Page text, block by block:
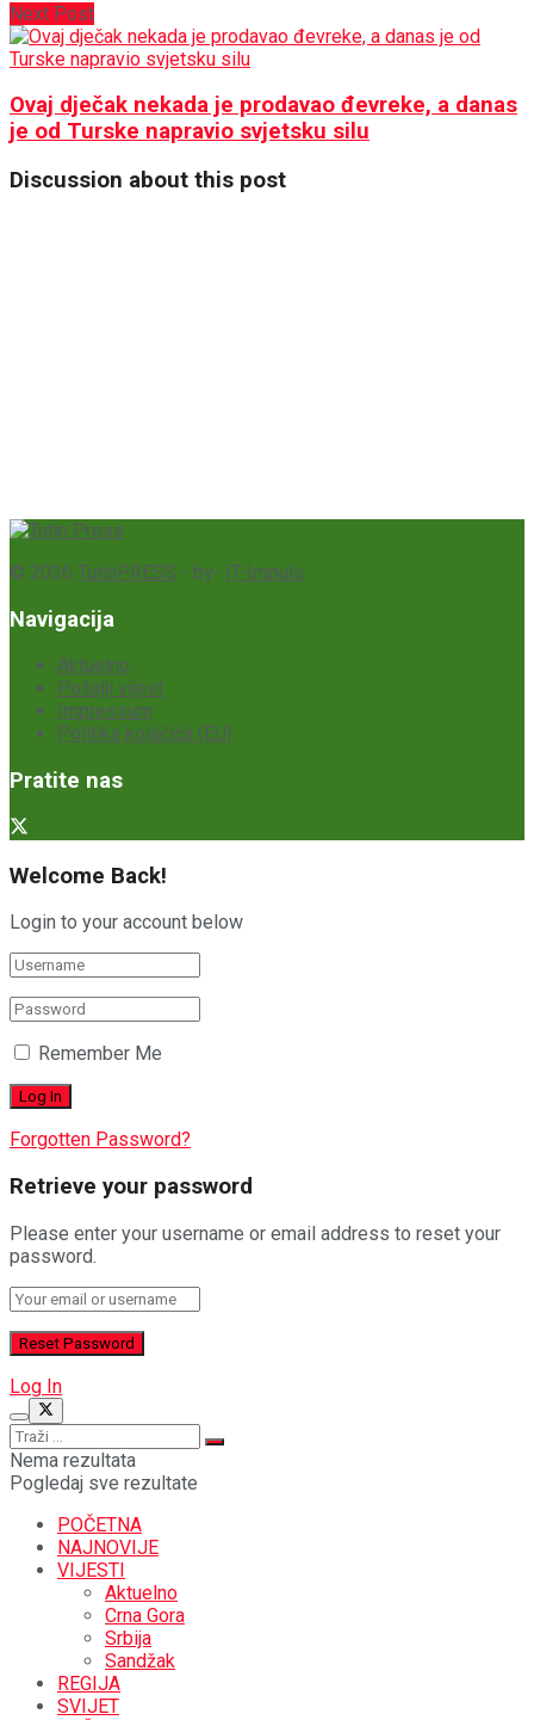
Next Post
Ovaj dječak nekada je prodavao đevreke, a danas
je od Turske napravio svjetsku silu
Discussion about this post
© 2026 TutinPRESS - by- IT-Impuls
Navigacija
Aktuelno
Pošalji vijest
Impressum
Politika kolačića (EU)
Pratite nas
Welcome Back!
Login to your account below
Remember Me
Forgotten Password?
Retrieve your password
Please enter your username or email address to reset your
password.
Log In
Nema rezultata
Pogledaj sve rezultate
POČETNA
NAJNOVIJE
VIJESTI
Aktuelno
Crna Gora
Srbija
Sandžak
REGIJA
SVIJET